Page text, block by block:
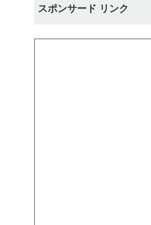
スポンサード リンク